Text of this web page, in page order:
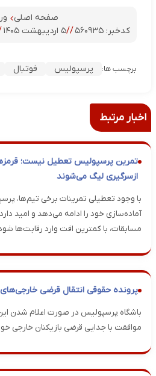
صفحه اصلی
کدخبر: ۵۶۰۹۳۵ //۵ اردیبهشت ۱۴۰۵
برچسب ها: پرسپولیس فوتبال
اخبار مرتبط
تمرین پرسپولیس تعطیل نیست؛
ازسرگیری لیگ می‌شوند
با وجود تعطیلی تمرینات برخی تیم‌ها،
آماده‌سازی خود را ادامه می‌دهد و امید
مسابقات، با کمترین افت وارد رقابت‌ها
پرونده حقوقی انتقال قرضی
باشگاه پرسپولیس در صورت اعلام شدن
موافقت با جدایی قرضی بازیکنان خارجی